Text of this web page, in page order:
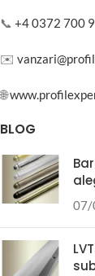
📞 +4 0372 700
✉️
🌐
BLOG
07/